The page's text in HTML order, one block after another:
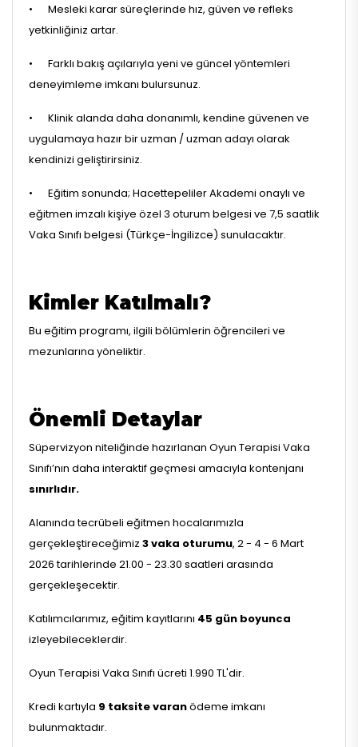
•
Mesleki karar süreçlerinde hız, güven ve refleks
yetkinliğiniz artar.
•
Farklı bakış açılarıyla yeni ve güncel yöntemleri
deneyimleme imkanı bulursunuz.
•
Klinik alanda daha donanımlı, kendine güvenen ve
uygulamaya hazır bir uzman / uzman adayı olarak
kendinizi geliştirirsiniz.
•
Eğitim sonunda; Hacettepeliler Akademi onaylı ve
eğitmen imzalı kişiye özel 3 oturum belgesi ve 7,5 saatlik
Vaka Sınıfı belgesi (Türkçe-İngilizce) sunulacaktır.
Kimler Katılmalı?
Bu eğitim programı, ilgili bölümlerin öğrencileri ve
mezunlarına yöneliktir.
Önemli Detaylar
Süpervizyon niteliğinde hazırlanan Oyun Terapisi Vaka
Sınıfı’nın daha interaktif geçmesi amacıyla kontenjanı
sınırlıdır.
Alanında tecrübeli eğitmen hocalarımızla
gerçekleştireceğimiz 3 vaka oturumu, 2 - 4 - 6 Mart
2026 tarihlerinde 21.00 - 23.30 saatleri arasında
gerçekleşecektir.
Katılımcılarımız, eğitim kayıtlarını 45 gün boyunca
izleyebileceklerdir.
Oyun Terapisi Vaka Sınıfı ücreti 1.990 TL'dir.
Kredi kartıyla 9 taksite varanödeme imkanı
bulunmaktadır.